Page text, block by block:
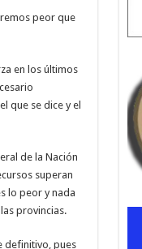
peor que
en los últimos
que se dice y el
de la Nación
superan
lo peor y nada
provincias.
definitivo, pues